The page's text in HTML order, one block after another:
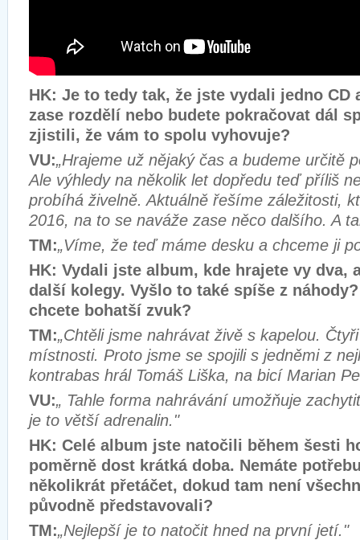
HK: Je to tedy tak, že jste vydali jedno CD
zase rozdělí nebo budete pokračovat dál
zjistili, že vám to spolu vyhovuje?
VU:„Hrajeme už nějaký čas a budeme určitě
Ale výhledy na několik let dopředu teď příliš
probíhá živelně. Aktuálně řešíme záležitosti,
2016, na to se naváže zase něco dalšího. A
TM:„Víme, že teď máme desku a chceme ji
HK: Vydali jste album, kde hrajete vy dva,
další kolegy. Vyšlo to také spíše z
chcete bohatší zvuk?
TM:„Chtěli jsme nahrávat živě s kapelou.
místnosti. Proto jsme se spojili s jedněmi z
kontrabas hrál Tomáš Liška, na bicí Marian
VU:„ Tahle forma nahrávání umožňuje
je to větší adrenalin."
HK: Celé album jste natočili během šesti
poměrně dost krátká doba. Nemáte
několikrát přetáčet, dokud tam není
původně představovali?
TM:„Nejlepší je to natočit hned na první jetí."